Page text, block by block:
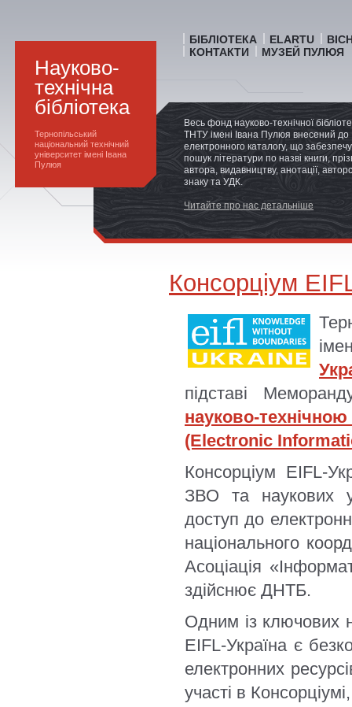
Науково-
технічна
бібліотека
Тернопільський
національний технічний
університет імені Івана
Пулюя
БІБЛІОТЕКА ELARTU
КОНТАКТИ
МУЗЕЙ ПУЛЮЯ
Весь фонд науково-технічної
ТНТУ імені Івана Пулюя внесений до
електронного каталогу, що
пошук літератури по назві книги,
автора, видавництву, анотації,
знаку та УДК.
Читайте про нас детальніше
Консорціум
підставі
науково-
(Electronic
Консорціум EIFL-
ЗВО та наукових
доступ до
національного
Асоціація
здійснює ДНТБ.
Одним із ключових
EIFL-Україна є
електронних
участі в